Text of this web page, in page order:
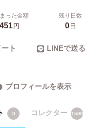
った金額
円
残り日数
0日
ト LINEで送る
プロフィールを表示
0 コレクター 1500